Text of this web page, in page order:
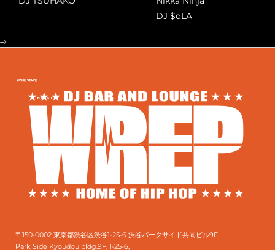
DJ $oLA
-->
〒150-0002 東京都渋谷区渋谷1-25-6 渋谷パークサイド共同ビル9F
Park Side Kyoudou bldg.9F, 1-25-6,